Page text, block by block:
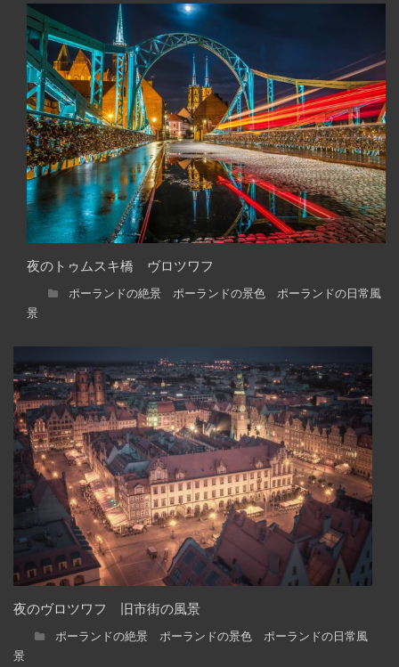
夜のトゥムスキ橋 ヴロツワフ
ポーランドの絶景 ポーランドの景色 ポーランドの日常風
景
夜のヴロツワフ 旧市街の風景
ポーランドの絶景 ポーランドの景色 ポーランドの日常風
景